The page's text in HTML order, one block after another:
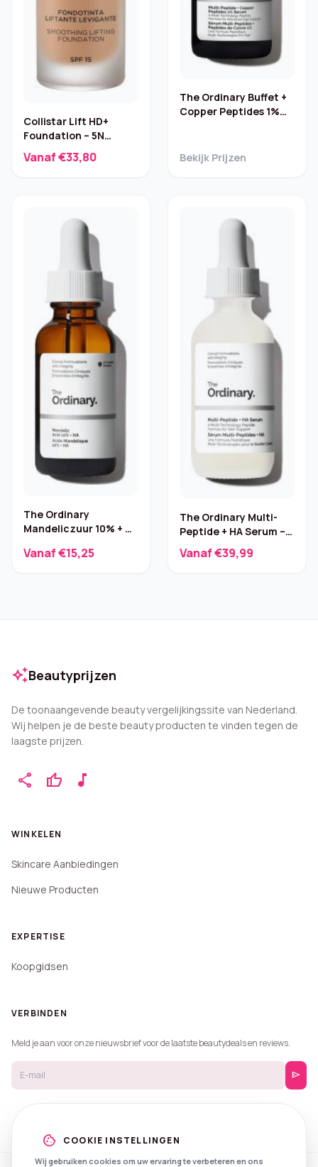
Collistar Lift HD+
Foundation – 5N
Ambra, 30 ml
Vanaf €33,80
The Ordinary Buffet +
Copper Peptides 1%
Bekijk Prijzen
The Ordinary
Mandeliczuur 10% + HA
Vanaf €15,25
The Ordinary Multi-
Peptide + HA Serum –
Verstevigend
Vanaf €39,99
auto_awesomeBeautyprijzen
De toonaangevende beauty vergelijkingssite van Nederland.
Wij helpen je de beste beauty producten te vinden tegen de
laagste prijzen.
share thumb_up music_note
WINKELEN
Skincare Aanbiedingen
Nieuwe Producten
EXPERTISE
Koopgidsen
VERBINDEN
Meld je aan voor onze nieuwsbrief voor de laatste beautydeals en reviews.
send
cookie COOKIE INSTELLINGEN
Wij gebruiken cookies om uw ervaring te verbeteren en ons